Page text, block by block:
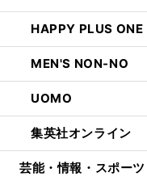
HAPPY PLUS ONE
MEN'S NON-NO
UOMO
集英社オンライン
芸能・情報・スポーツ